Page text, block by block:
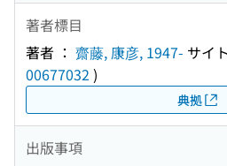
著者標目
著者 ： 齋藤, 康彦, 1947- サイ
00677032 )
典拠
出版事項